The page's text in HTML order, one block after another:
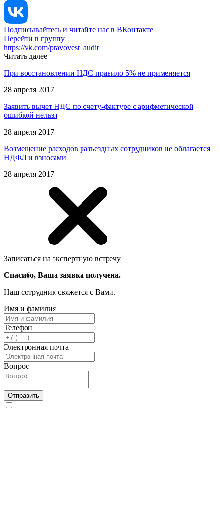
Подписывайтесь и читайте нас в ВКонтакте
Перейти в группу
https://vk.com/pravovest_audit
Читать далее
При восстановлении НДС правило 5% не применяется
28 апреля 2017
Заявить вычет НДС по счету-фактуре с арифметической
ошибкой нельзя
28 апреля 2017
Возмещение расходов разъездных сотрудников не облагается
НДФЛ и взносами
28 апреля 2017
Записаться на экспертную встречу
Спасибо, Ваша заявка получена.
Наш сотрудник свяжется с Вами.
Имя и фамилия
Телефон
Электронная почта
Вопрос
Отправить